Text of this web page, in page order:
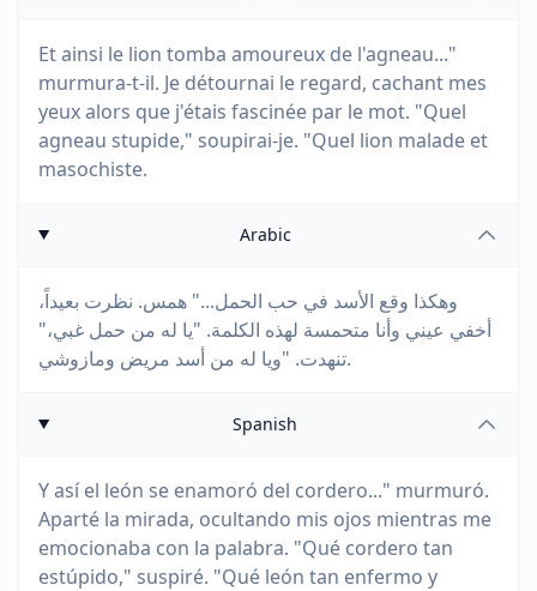
Et ainsi le lion tomba amoureux de l'agneau..."
murmura-t-il. Je détournai le regard, cachant mes
yeux alors que j'étais fascinée par le mot. "Quel
agneau stupide," soupirai-je. "Quel lion malade et
masochiste.
Arabic
وهكذا وقع الأسد في حب الحمل..." همس. نظرت بعيداً،
أخفي عيني وأنا متحمسة لهذه الكلمة. "يا له من حمل غبي،"
تنهدت. "ويا له من أسد مريض ومازوشي.
Spanish
Y así el león se enamoró del cordero..." murmuró.
Aparté la mirada, ocultando mis ojos mientras me
emocionaba con la palabra. "Qué cordero tan
estúpido," suspiré. "Qué león tan enfermo y